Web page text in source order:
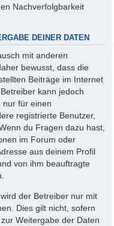
Nachverfolgbarkeit
DEINER DATEN
mit anderen
bewusst, dass die
Beiträge im Internet
kann jedoch
nur für einen
registrierte Benutzer,
du Fragen dazu hast,
im Forum oder
aus deinem Profil
von ihm beauftragte
der Betreiber nur mit
Dies gilt nicht, sofern
Weitergabe der Daten